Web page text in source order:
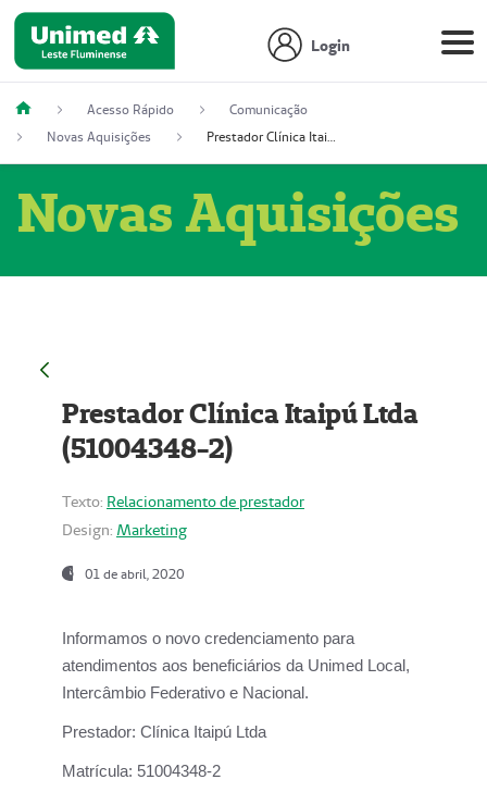
Login
Acesso Rápido
Comunicação
Novas Aquisições
Prestador Clínica Itaipú Ltda (51004348-2)
Novas Aquisições
Prestador Clínica Itaipú Ltda
(51004348-2)
Texto: Relacionamento de prestador
Design: Marketing
01 de abril, 2020
Informamos o novo credenciamento para
atendimentos aos beneficiários da Unimed Local,
Intercâmbio Federativo e Nacional.
Prestador: Clínica Itaipú Ltda
Matrícula: 51004348-2